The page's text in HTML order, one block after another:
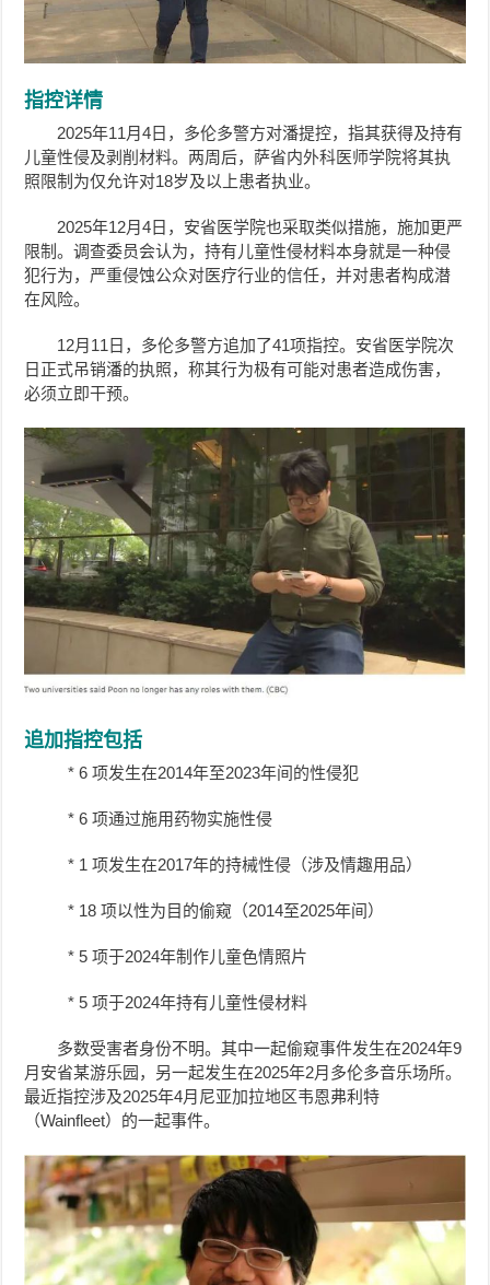
指控详情
2025年11月4日，多伦多警方对潘提控，指其获得及持有
儿童性侵及剥削材料。两周后，萨省内外科医师学院将其执
照限制为仅允许对18岁及以上患者执业。
2025年12月4日，安省医学院也采取类似措施，施加更严
限制。调查委员会认为，持有儿童性侵材料本身就是一种侵
犯行为，严重侵蚀公众对医疗行业的信任，并对患者构成潜
在风险。
12月11日，多伦多警方追加了41项指控。安省医学院次
日正式吊销潘的执照，称其行为极有可能对患者造成伤害，
必须立即干预。
追加指控包括
* 6 项发生在2014年至2023年间的性侵犯
* 6 项通过施用药物实施性侵
* 1 项发生在2017年的持械性侵（涉及情趣用品）
* 18 项以性为目的偷窥（2014至2025年间）
* 5 项于2024年制作儿童色情照片
* 5 项于2024年持有儿童性侵材料
多数受害者身份不明。其中一起偷窥事件发生在2024年9
月安省某游乐园，另一起发生在2025年2月多伦多音乐场所。
最近指控涉及2025年4月尼亚加拉地区韦恩弗利特
（Wainfleet）的一起事件。